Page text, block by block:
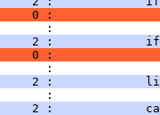
0 :
:
2 :
0 :
:
2 :
:
2 :